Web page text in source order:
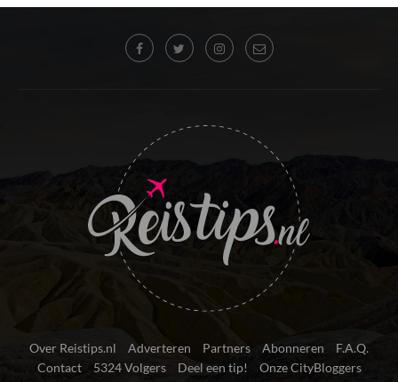
Over Reistips.nl Adverteren Partners Abonneren
F.A.Q.
Contact
5324 Volgers Deel een tip!
Onze CityBloggers